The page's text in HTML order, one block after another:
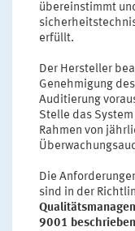
übereinstimmt
erfüllt.
Der Hersteller
Genehmigung
Auditierung
Stelle das
Rahmen von
Die
sind in der
9001